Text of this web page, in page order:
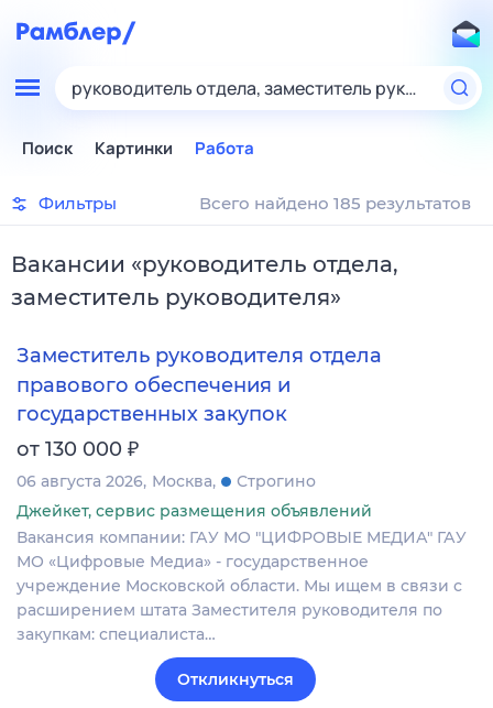
руководитель отдела, заместитель
Поиск Картинки Работа
Фильтры Всего найдено 185 результатов
Вакансии «руководитель отдела,
заместитель руководителя»
Заместитель руководителя отдела
правового обеспечения и
государственных закупок
от 130 000 ₽
06 августа 2026 Москва
Строгино
Джейкет, сервис размещения объявлений
Вакансия компании: ГАУ МО "ЦИФРОВЫЕ МЕДИА" ГАУ
МО «Цифровые Медиа» - государственное
учреждение Московской области. Мы ищем в связи с
расширением штата Заместителя руководителя по
закупкам: специалиста…
Откликнуться